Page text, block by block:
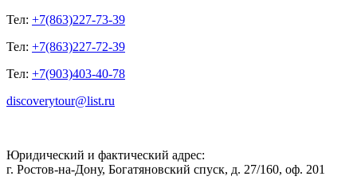
Тел: +7(863)227-73-39
Тел: +7(863)227-72-39
Тел: +7(903)403-40-78
discoverytour@list.ru
Юридический и фактический адрес:
г. Ростов-на-Дону, Богатяновский спуск, д. 27/160, оф. 201